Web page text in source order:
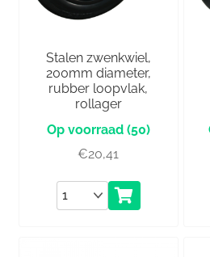
Stalen zwenkwiel,
200mm diameter,
rubber loopvlak,
rollager
(50)
€20,41
Aantal